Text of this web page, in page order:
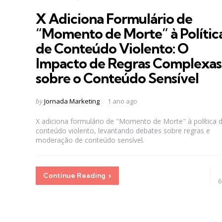
X Adiciona Formulário de
“Momento de Morte” à
de Conteúdo Violento: O
Impacto de Regras Complexas
sobre o Conteúdo Sensível
Posted
byJornada Marketing 1 ano ago
X adiciona formulário de "Momento de Morte" à política
conteúdo violento, levantando debates sobre regras e
moderação de conteúdo sensível.
Continue Reading